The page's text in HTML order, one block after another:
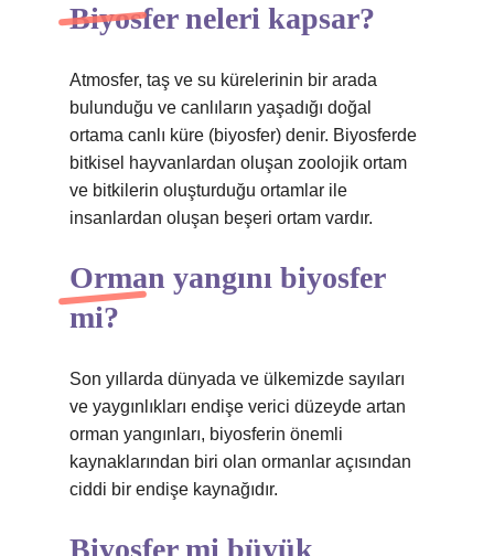
Biyosfer neleri kapsar?
Atmosfer, taş ve su kürelerinin bir arada
bulunduğu ve canlıların yaşadığı doğal
ortama canlı küre (biyosfer) denir. Biyosferde
bitkisel hayvanlardan oluşan zoolojik ortam
ve bitkilerin oluşturduğu ortamlar ile
insanlardan oluşan beşeri ortam vardır.
Orman yangını biyosfer
mi?
Son yıllarda dünyada ve ülkemizde sayıları
ve yaygınlıkları endişe verici düzeyde artan
orman yangınları, biyosferin önemli
kaynaklarından biri olan ormanlar açısından
ciddi bir endişe kaynağıdır.
Biyosfer mi büyük